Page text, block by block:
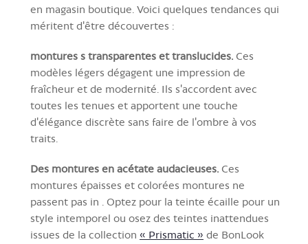
en magasin boutique. Voici quelques tendances qui
méritent d'être découvertes :
montures s transparentes et translucides. Ces
modèles légers dégagent une impression de
fraîcheur et de modernité. Ils s'accordent avec
toutes les tenues et apportent une touche
d'élégance discrète sans faire de l'ombre à vos
traits.
Des montures en acétate audacieuses. Ces
montures épaisses et colorées montures ne
passent pas in . Optez pour la teinte écaille pour un
style intemporel ou osez des teintes inattendues
issues de la collection « Prismatic » de BonLook